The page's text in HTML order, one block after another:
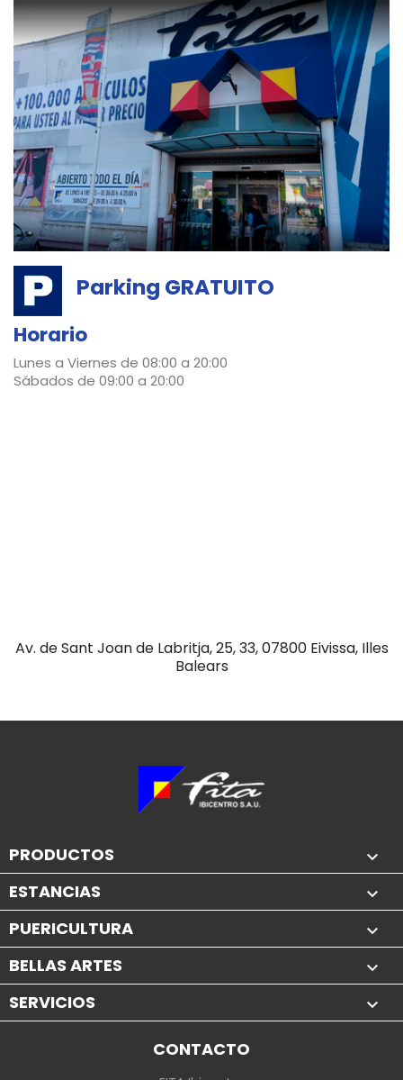
Parking GRATUITO
Horario
Lunes a Viernes de 08:00 a 20:00
Sábados de 09:00 a 20:00
Av. de Sant Joan de Labritja, 25, 33, 07800 Eivissa, Illes
Balears
PRODUCTOS 
ESTANCIAS 
PUERICULTURA 
BELLAS ARTES 
SERVICIOS 
CONTACTO